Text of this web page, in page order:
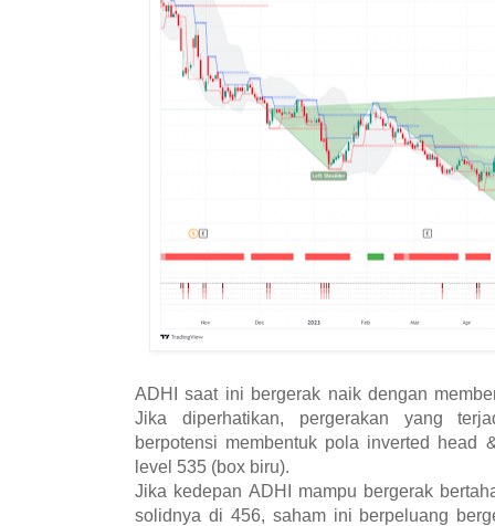
ADHI saat ini bergerak naik dengan
Jika diperhatikan, pergerakan yang
berpotensi membentuk pola inverted head
level 535 (box biru).
Jika kedepan ADHI mampu bergerak
solidnya di 456, saham ini berpeluang